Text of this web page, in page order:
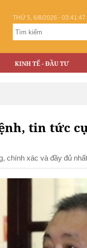
THỨ 5, 6/8/2026 - 03:41:48
KINH TẾ - ĐẦU TƯ
tin tức
chính xác và đầy đủ nhất